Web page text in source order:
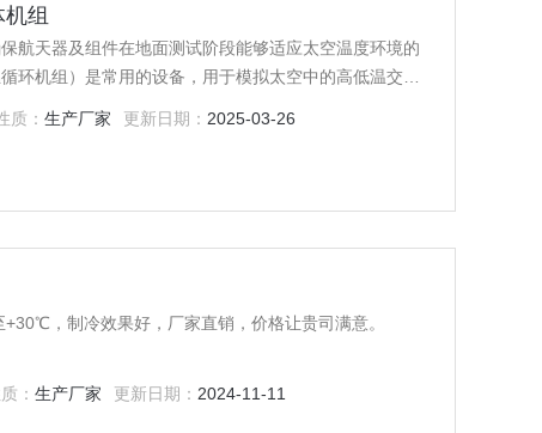
组
航天器及组件在地面测试阶段能够适应太空温度环境的
环机组）是常用的设备，用于模拟太空中的高低温交变
质：生产厂家 更新日期： 2025-03-26
，制冷效果好，厂家直销，价格让贵司满意。
：生产厂家 更新日期： 2024-11-11